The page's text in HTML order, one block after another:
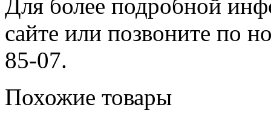
Для более подробной
сайте или позвоните по
85-07.
Похожие товары